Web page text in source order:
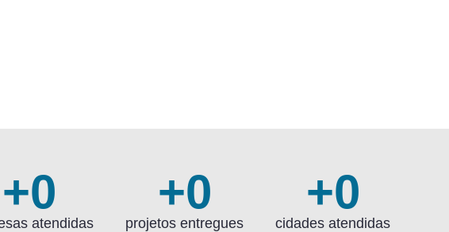
atendidas
+0
projetos entregues
+0
cidades atendidas
+0